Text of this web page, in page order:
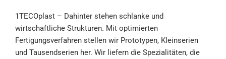
1TECOplast – Dahinter stehen schlanke und
wirtschaftliche Strukturen. Mit optimierten
Fertigungsverfahren stellen wir Prototypen, Kleinserien
und Tausendserien her. Wir liefern die Spezialitäten, die